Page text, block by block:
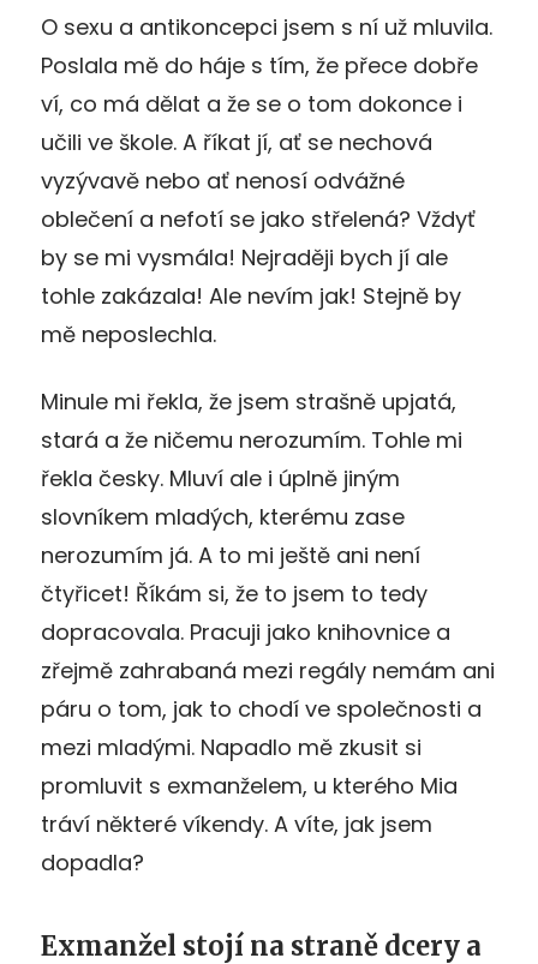
O sexu a antikoncepci jsem s ní už mluvila.
Poslala mě do háje s tím, že přece dobře
ví, co má dělat a že se o tom dokonce i
učili ve škole. A říkat jí, ať se nechová
vyzývavě nebo ať nenosí odvážné
oblečení a nefotí se jako střelená? Vždyť
by se mi vysmála! Nejraději bych jí ale
tohle zakázala! Ale nevím jak! Stejně by
mě neposlechla.
Minule mi řekla, že jsem strašně upjatá,
stará a že ničemu nerozumím. Tohle mi
řekla česky. Mluví ale i úplně jiným
slovníkem mladých, kterému zase
nerozumím já. A to mi ještě ani není
čtyřicet! Říkám si, že to jsem to tedy
dopracovala. Pracuji jako knihovnice a
zřejmě zahrabaná mezi regály nemám ani
páru o tom, jak to chodí ve společnosti a
mezi mladými. Napadlo mě zkusit si
promluvit s exmanželem, u kterého Mia
tráví některé víkendy. A víte, jak jsem
dopadla?
Exmanžel stojí na straně dcery a